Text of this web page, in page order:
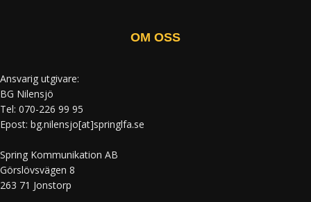
OM OSS
Ansvarig utgivare:
BG Nilensjö
Tel: 070-226 99 95
Epost: bg.nilensjo[at]springlfa.se
Spring Kommunikation AB
Görslövsvägen 8
263 71 Jonstorp